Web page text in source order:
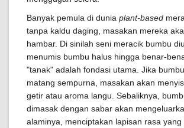
Banyak pemula di dunia plant-based
tanpa kaldu daging, masakan mereka
hambar. Di sinilah seni meracik bumbu
menumis bumbu halus hingga benar-
"tanak" adalah fondasi utama. Jika
matang sempurna, masakan akan
getir atau aroma langu. Sebaliknya,
dimasak dengan sabar akan
alaminya, menciptakan lapisan rasa yang